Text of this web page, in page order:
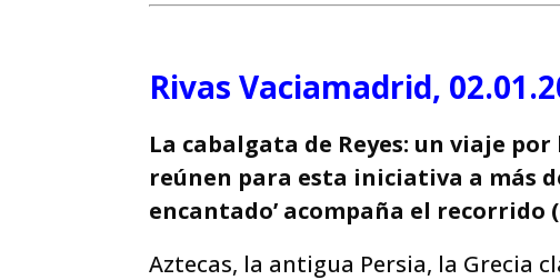
Rivas Vaciamadrid,
La cabalgata de Reyes: un viaje
reúnen para esta iniciativa a más
encantado’ acompaña el recorrido
Aztecas, la antigua Persia, la Grecia